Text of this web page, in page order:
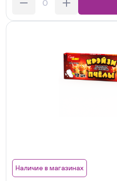
Наличие в магазинах